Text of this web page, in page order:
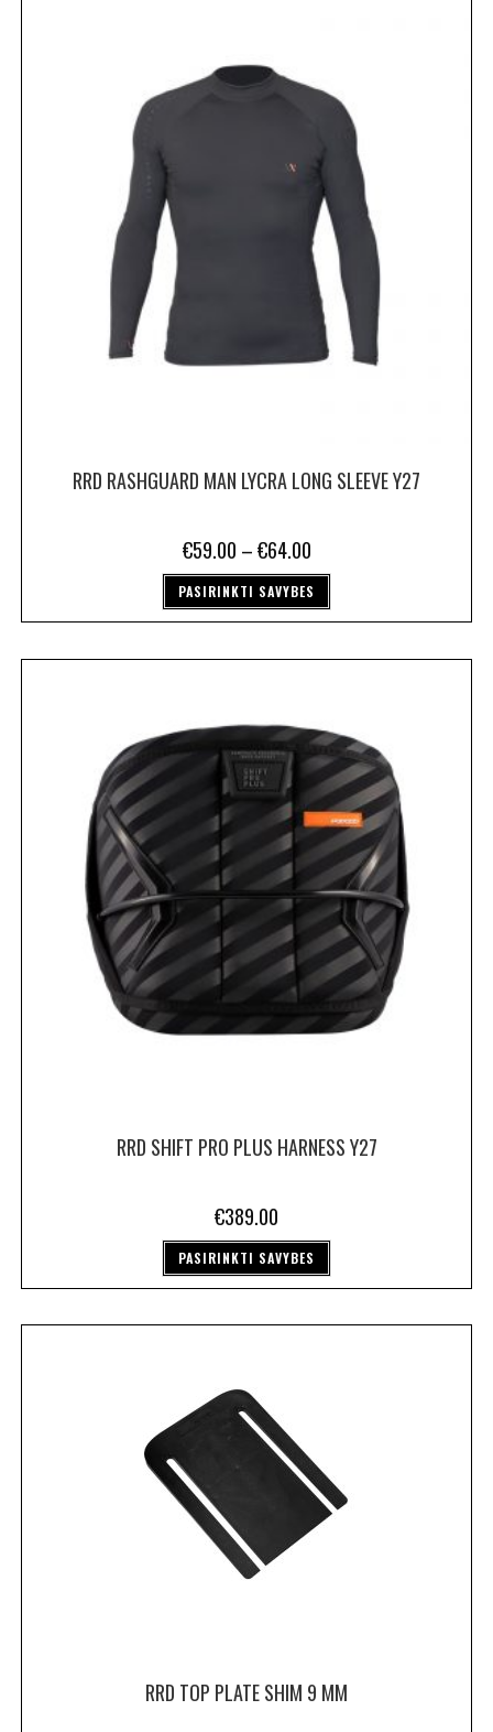
RRD RASHGUARD MAN LYCRA LONG SLEEVE Y27
€59.00 –€64.00
PASIRINKTI SAVYBES
RRD SHIFT PRO PLUS HARNESS Y27
€389.00
PASIRINKTI SAVYBES
RRD TOP PLATE SHIM 9 MM